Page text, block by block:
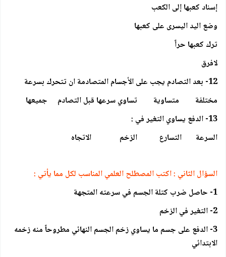
إسناد كعبها إلى الكعب
وضع اليد اليسرى على كعبها
ترك كعبها حراً
لافرق
12- بعد التصادم يجب على الأجسام المتصادمة ان تتحرك بسرعة
مختلفة متساوية تساوي سرعها قبل التصادم جميعها
13- الدفع يساوي التغير في :
السرعة التسارع الزخم الاتجاه
السؤال الثاني : اكتب المصطلح العلمي المناسب لكل مما يأتي :
1- حاصل ضرب كتلة الجسم في سرعته المتجهة
2- التغير في الزخم
3- الدفع على جسم ما يساوي زخم الجسم النهائي مطروحاً منه زخمه
الابتدائي